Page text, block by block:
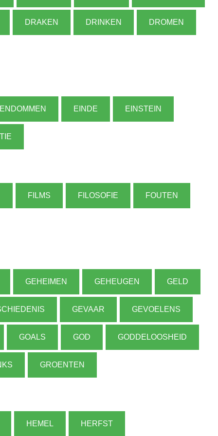
DRAKEN DRINKEN DROMEN
EINDE EINSTEIN
FILMS FILOSOFIE FOUTEN
GEHEIMEN GEHEUGEN GELD
GEVAAR GEVOELENS
GOALS GOD GODDELOOSHEID
GROENTEN
HEMEL HERFST